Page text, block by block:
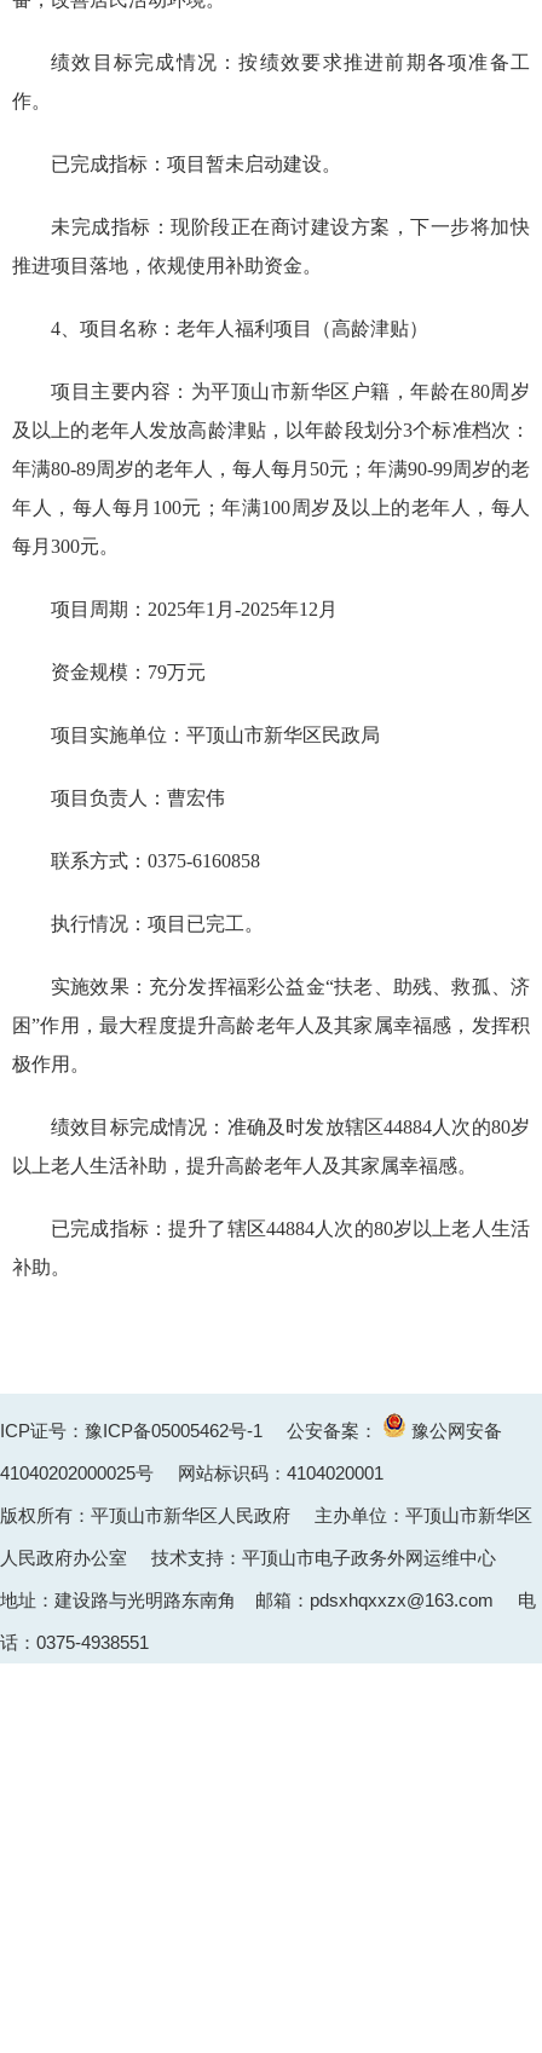
绩效目标完成情况：按绩效要求推进前期各项准备工
作。
已完成指标： 项目暂未启动建设。
未完成指标：现阶段正在商讨建设方案，下一步将加快
推进项目落地，依规使用补助资金。
4、项目名称：老年人福利项目（高龄津贴）
项目主要内容：为平顶山市新华区户籍，年龄在80周岁
及以上的老年人发放高龄津贴，以年龄段划分3个标准档次：
年满80-89周岁的老年人，每人每月50元；年满90-99周岁的老
年人，每人每月100元；年满100周岁及以上的老年人，每人
每月300元。
项目周期：2025年1月-2025年12月
资金规模：79万元
项目实施单位：平顶山市新华区民政局
项目负责人：曹宏伟
联系方式：0375-6160858
执行情况：项目已完工。
实施效果：充分发挥福彩公益金“扶老、助残、救孤、济
困”作用，最大程度提升高龄老年人及其家属幸福感，发挥积
极作用。
绩效目标完成情况：准确及时发放辖区44884人次的80岁
以上老人生活补助，提升高龄老年人及其家属幸福感。
已完成指标：提升了辖区44884人次的80岁以上老人生活
补助。
ICP证号：豫ICP备05005462号-1 公安备案： 豫公网安备
41040202000025号 网站标识码：4104020001
版权所有：平顶山市新华区人民政府 主办单位：平顶山市新华区
人民政府办公室 技术支持：平顶山市电子政务外网运维中心
地址：建设路与光明路东南角 邮箱：pdsxhqxxzx@163.com 电
话：0375-4938551